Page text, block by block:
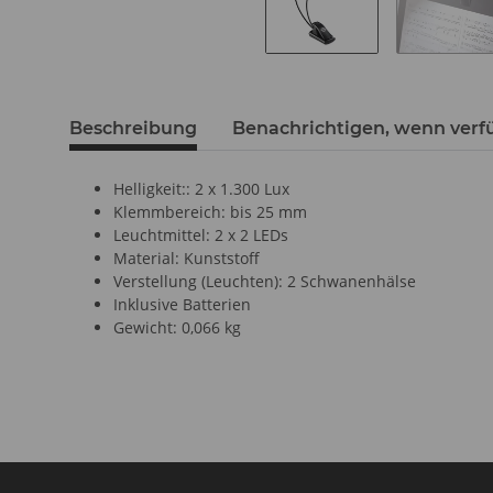
Beschreibung Benachrichtigen, wenn
Helligkeit:: 2 x 1.300 Lux
Klemmbereich: bis 25 mm
Leuchtmittel: 2 x 2 LEDs
Material: Kunststoff
Verstellung (Leuchten): 2 Schwanenhälse
Inklusive Batterien
Gewicht: 0,066 kg